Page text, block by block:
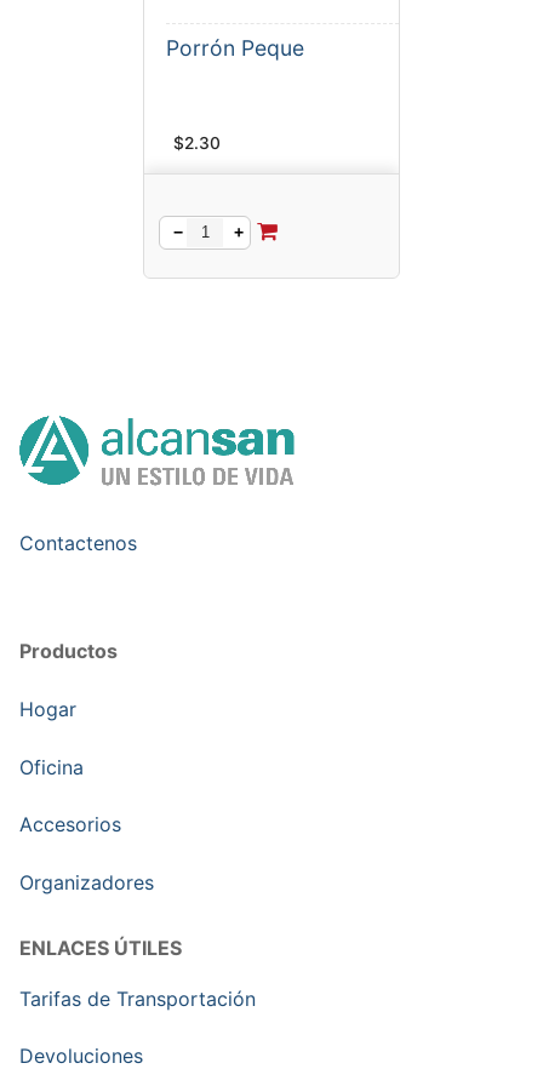
Porrón Peque
$2.30
− +
Contactenos
Productos
Hogar
Oficina
Accesorios
Organizadores
ENLACES ÚTILES
Tarifas de Transportación
Devoluciones